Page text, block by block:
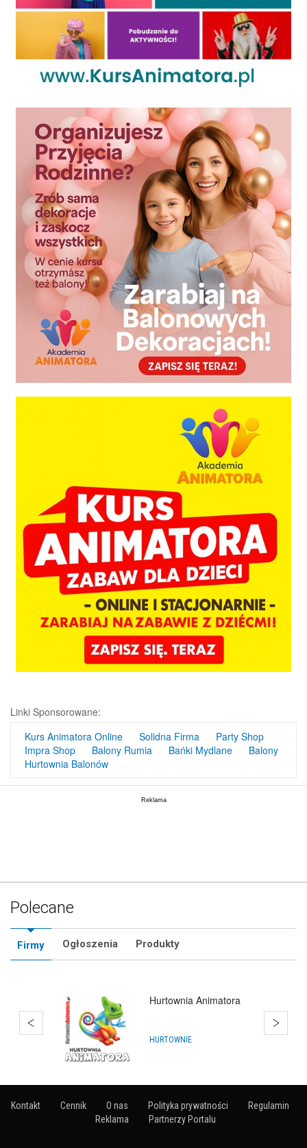
Linki Sponsorowane:
Kurs Animatora Online
Solidna Firma
Party Shop
Impra Shop
Balony Rumia Bańki Mydlane
Balony
Hurtownia Balonów
Polecane
Firmy Ogłoszenia Produkty
Q'Joy - Bańki Mydlane
ARTYKUŁY NA IMPREZY
Kontakt Cennik O nas Polityka prywatności
Regulamin
Reklama
Partnerzy Portalu